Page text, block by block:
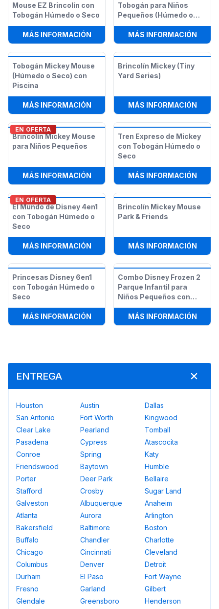
Mouse EZ Brincolín con
Tobogán Húmedo o Seco
MÁS INFORMACIÓN: COMBO 3EN1 MINNIE MOUSE EZ
Tobogán para Niños
Pequeños (Húmedo o
Seco)
MÁS INFORMACIÓN:
Tobogán Mickey Mouse
(Húmedo o Seco) con
Piscina
MÁS INFORMACIÓN: TOBOGÁN MICKEY MOUSE
Brincolín Mickey (Tiny
Yard Series)
MÁS INFORMACIÓN:
EN OFERTA
Brincolín Mickey Mouse
para Niños Pequeños
MÁS INFORMACIÓN: BRINCOLÍN MICKEY MOUSE PARA
Tren Expreso de Mickey
con Tobogán Húmedo o
Seco
MÁS INFORMACIÓN:
EN OFERTA
El Mundo de Disney 4en1
con Tobogán Húmedo o
Seco
MÁS INFORMACIÓN: EL MUNDO DE DISNEY 4EN1 CON
Brincolín Mickey Mouse
Park & Friends
MÁS INFORMACIÓN:
Princesas Disney 6en1
con Tobogán Húmedo o
Seco
MÁS INFORMACIÓN: PRINCESAS DISNEY 6EN1 CON
Combo Disney Frozen 2
Parque Infantil para
Niños Pequeños con
Obstáculos
MÁS INFORMACIÓN:
ENTREGA
Houston Austin
Dallas
San Antonio
Fort Worth
Kingwood
Clear Lake
Pearland
Tomball
Pasadena
Cypress
Atascocita
Conroe
Spring
Katy
Friendswood
Baytown
Humble
Porter
Deer Park
Bellaire
Stafford
Crosby
Sugar Land
Galveston
Albuquerque
Anaheim
Atlanta
Aurora
Arlington
Bakersfield
Baltimore
Boston
Buffalo
Chandler
Charlotte
Chicago
Cincinnati
Cleveland
Columbus
Denver
Detroit
Durham
El Paso
Fort Wayne
Fresno
Garland
Gilbert
Glendale
Greensboro Henderson